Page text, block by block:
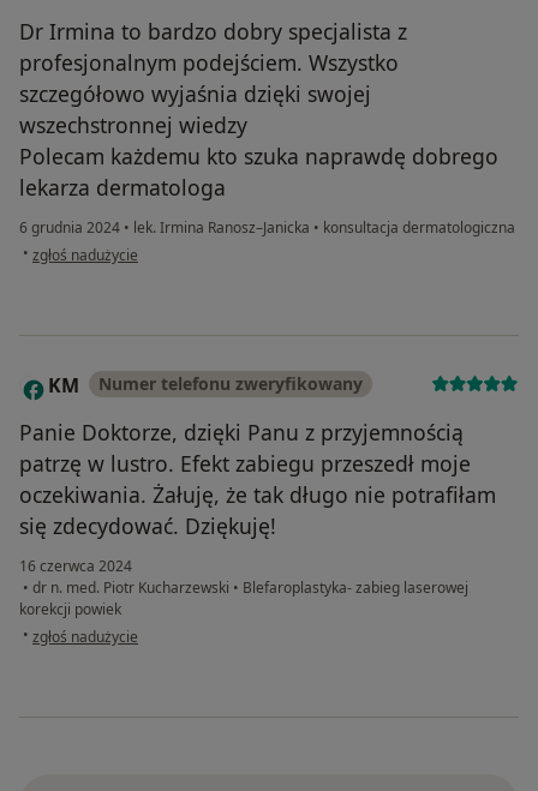
Dr Irmina to bardzo dobry specjalista z
profesjonalnym podejściem. Wszystko
szczegółowo wyjaśnia dzięki swojej
wszechstronnej wiedzy
Polecam każdemu kto szuka naprawdę dobrego
lekarza dermatologa
6 grudnia 2024 • lek. Irmina Ranosz–Janicka • konsultacja dermatologiczna
• w opinii użytkownika Maja D
zgłoś nadużycie
K KM Numer telefonu zweryfikowany
Panie Doktorze, dzięki Panu z przyjemnością
patrzę w lustro. Efekt zabiegu przeszedł moje
oczekiwania. Żałuję, że tak długo nie potrafiłam
się zdecydować. Dziękuję!
16 czerwca 2024
• dr n. med. Piotr Kucharzewski • Blefaroplastyka- zabieg laserowej
korekcji powiek
• w opinii użytkownika KM
zgłoś nadużycie